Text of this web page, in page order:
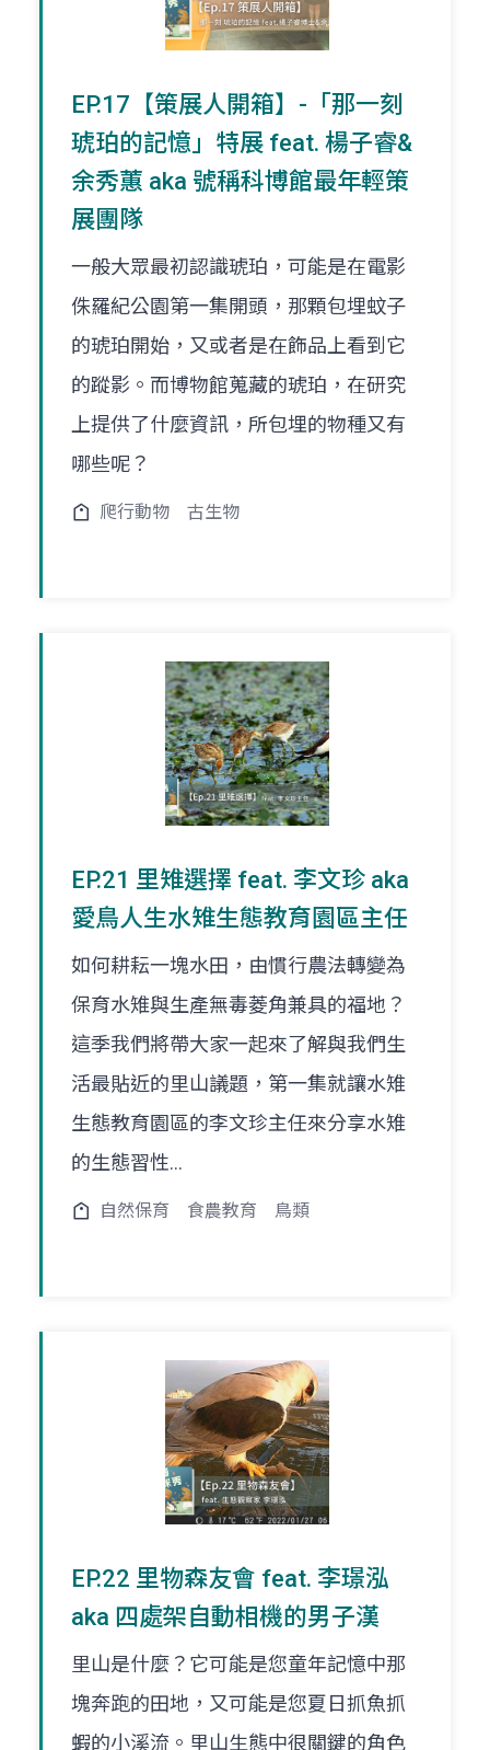
EP.17【策展人開箱】-「那一刻
琥珀的記憶」特展 feat. 楊子睿&
余秀蕙 aka 號稱科博館最年輕策
展團隊
一般大眾最初認識琥珀，可能是在電影
侏羅紀公園第一集開頭，那顆包埋蚊子
的琥珀開始，又或者是在飾品上看到它
的蹤影。而博物館蒐藏的琥珀，在研究
上提供了什麼資訊，所包埋的物種又有
哪些呢？
爬行動物 古生物
EP.21 里雉選擇 feat. 李文珍 aka
愛鳥人生水雉生態教育園區主任
如何耕耘一塊水田，由慣行農法轉變為
保育水雉與生產無毒菱角兼具的福地？
這季我們將帶大家一起來了解與我們生
活最貼近的里山議題，第一集就讓水雉
生態教育園區的李文珍主任來分享水雉
的生態習性...
自然保育 食農教育 鳥類
EP.22 里物森友會 feat. 李璟泓
aka 四處架自動相機的男子漢
里山是什麼？它可能是您童年記憶中那
塊奔跑的田地，又可能是您夏日抓魚抓
蝦的小溪流。里山生態中很關鍵的角色